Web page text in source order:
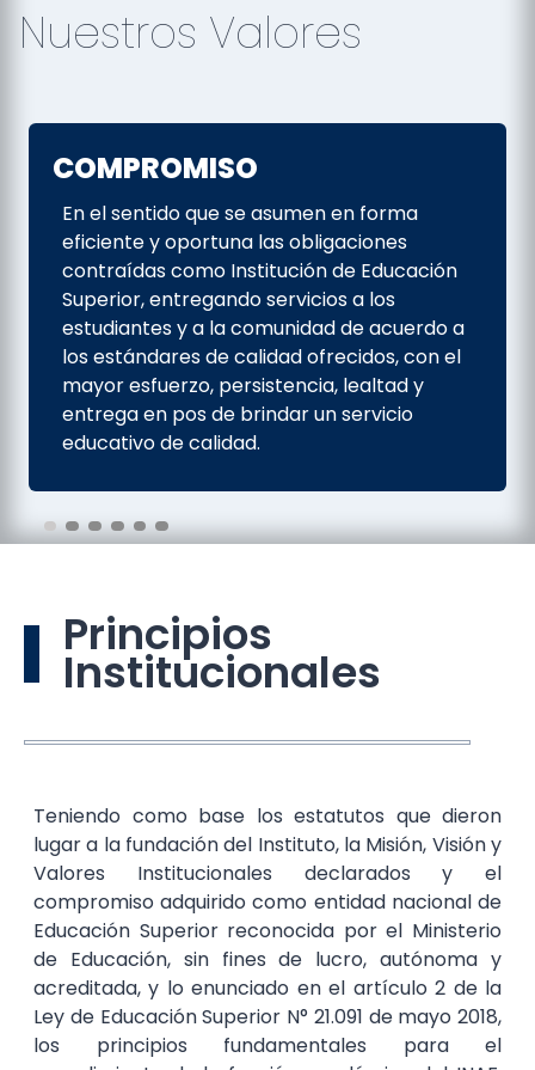
Nuestros Valores
COMPROMISO
En el sentido que se asumen en forma
eficiente y oportuna las obligaciones
contraídas como Institución de Educación
Superior, entregando servicios a los
estudiantes y a la comunidad de acuerdo a
los estándares de calidad ofrecidos, con el
mayor esfuerzo, persistencia, lealtad y
entrega en pos de brindar un servicio
educativo de calidad.
Principios
Institucionales
Teniendo como base los estatutos que dieron
lugar a la fundación del Instituto, la Misión, Visión y
Valores Institucionales declarados y el
compromiso adquirido como entidad nacional de
Educación Superior reconocida por el Ministerio
de Educación, sin fines de lucro, autónoma y
acreditada, y lo enunciado en el artículo 2 de la
Ley de Educación Superior N° 21.091 de mayo 2018,
los principios fundamentales para el